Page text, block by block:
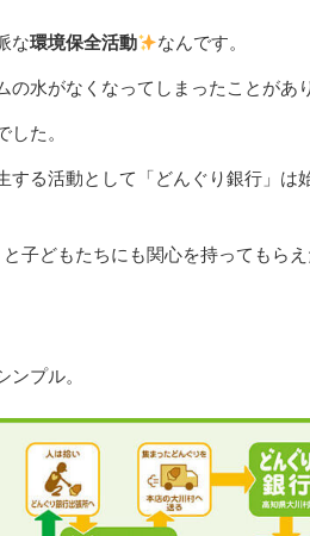
な環境保全活動 なんです。
水がなくなってしまったことがあ
た。
する活動として「どんぐり銀行」は
子どもたちにも関心を持ってもら
プル。